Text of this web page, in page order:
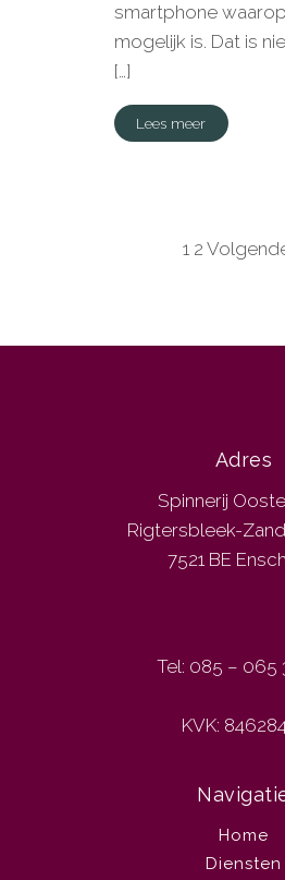
smartphone
mogelijk is. Dat is
[…]
Lees meer
1 2
Adres
Spinnerij
Rigtersbleek-
7521 BE
Tel: 085 – 065
KVK:
Home
Diensten